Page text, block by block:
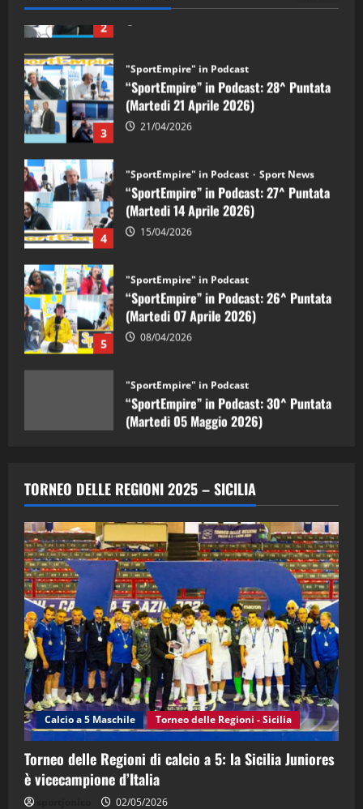
3
(Martedi 21 Aprile 2026)
21/04/2026
4
(Martedi 14 Aprile 2026)
15/04/2026
5
(Martedi 07 Aprile 2026)
08/04/2026
(Martedi 05 Maggio 2026)
08/05/2026
2
“SportEmpire” in Podcast: 29^ Puntata
(Martedi 28 Aprile 2026)
28/04/2026
3
"SportEmpire" in Podcast
“SportEmpire” in Podcast: 28^ Puntata
(Martedi 21 Aprile 2026)
21/04/2026
4
"SportEmpire" in Podcast Sport News
“SportEmpire” in Podcast: 27^ Puntata
(Martedi 14 Aprile 2026)
15/04/2026
"SportEmpire" in Podcast
“SportEmpire” in Podcast: 26^ Puntata
TORNEO DELLE REGIONI 2025 – SICILIA
Calcio a 5 Maschile Torneo delle Regioni - Sicilia
Torneo delle Regioni di calcio a 5: la Sicilia Juniores
è vicecampione d’Italia
02/05/2026